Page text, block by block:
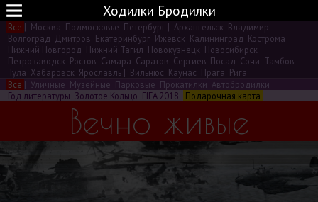
Ходилки Бродилки
Все | Москва Подмосковье Петербург | Архангельск Владимир
Волгоград Дмитров Екатеринбург Ижевск Калининград Кострома
Нижний Новгород Нижний Тагил Новокузнецк Новосибирск
Петрозаводск Ростов Самара Саратов Сергиев-Посад Сочи Тамбов
Тула Хабаровск Ярославль | Вильнюс Каунас Прага Рига
Все | Уличные Музейные Парковые Прокатилки Автобродилки
Год литературы Золотое Кольцо FIFA 2018 Подарочная карта
Вечно живые